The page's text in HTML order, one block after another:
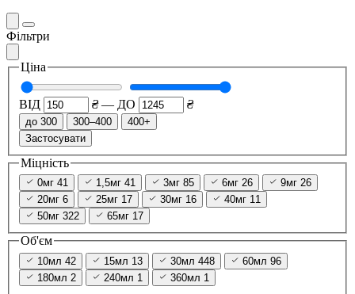
Фільтри
Ціна
ВІД ₴ — ДО ₴
до 300 300–400
400+
Застосувати
Міцність
0мг 41 1,5мг 41 3мг 85 6мг 26 9мг 26
20мг 6 25мг 17 30мг 16 40мг 11
50мг 322 65мг 17
Об'єм
10мл 42 15мл 13 30мл 448 60мл 96
180мл 2 240мл 1 360мл 1